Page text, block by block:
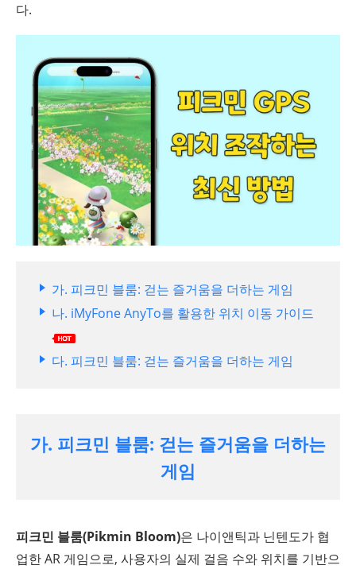
다.
가. 피크민 블룸: 걷는 즐거움을 더하는 게임
나. iMyFone AnyTo를 활용한 위치 이동 가이드
다. 피크민 블룸: 걷는 즐거움을 더하는 게임
가. 피크민 블룸: 걷는 즐거움을 더하는
게임
피크민 블룸(Pikmin Bloom)은 나이앤틱과 닌텐도가 협
업한 AR 게임으로, 사용자의 실제 걸음 수와 위치를 기반으